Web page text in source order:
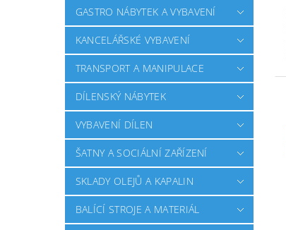
GASTRO NÁBYTEK A VYBAVENÍ
KANCELÁŘSKÉ VYBAVENÍ
TRANSPORT A MANIPULACE
DÍLENSKÝ NÁBYTEK
VYBAVENÍ DÍLEN
ŠATNY A SOCIÁLNÍ ZAŘÍZENÍ
SKLADY OLEJŮ A KAPALIN
BALÍCÍ STROJE A MATERIÁL